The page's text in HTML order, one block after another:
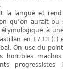
la langue et
qu’on aurait
à
en 1713 (!)
On use du
horribles